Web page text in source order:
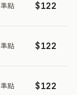
準點 $122
準點 $122
準點 $122